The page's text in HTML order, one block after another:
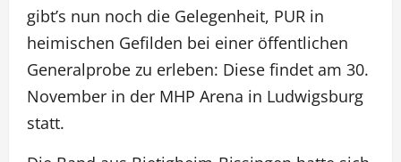
gibt’s nun noch die Gelegenheit, PUR in
heimischen Gefilden bei einer öffentlichen
Generalprobe zu erleben: Diese findet am 30.
November in der MHP Arena in Ludwigsburg
statt.